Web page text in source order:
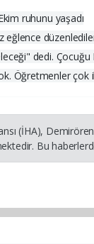
ruhunu yaşadı
eğlence
dedi.
Öğretmenler çok
(İHA),
Bu